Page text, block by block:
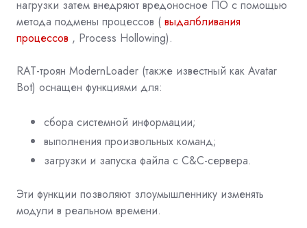
нагрузки затем внедряют вредоносное ПО с помощью
метода подмены процессов ( выдалбливания
процессов , Process Hollowing).
RAT-троян ModernLoader (также известный как Avatar
Bot) оснащен функциями для:
сбора системной информации;
выполнения произвольных команд;
загрузки и запуска файла с C&C-сервера.
Эти функции позволяют злоумышленнику изменять
модули в реальном времени.